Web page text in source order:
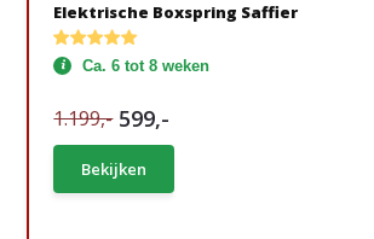
Elektrische Boxspring Saffier
Ca. 6 tot 8 weken
1.199,- 599,-
Bekijken